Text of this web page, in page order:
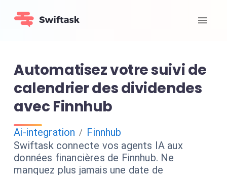
Automatisez votre suivi de
calendrier des dividendes
avec Finnhub
Ai-integration / Finnhub
Swiftask connecte vos agents IA aux
données financières de Finnhub. Ne
manquez plus jamais une date de